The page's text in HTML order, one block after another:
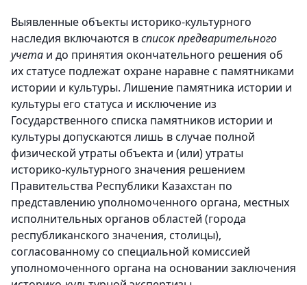
Выявленные объекты историко-культурного
наследия включаются всписок предварительного
учета и до принятия окончательного решения об
их статусе подлежат охране наравне с памятниками
истории и культуры. Лишение памятника истории и
культуры его статуса и исключение из
Государственного списка памятников истории и
культуры допускаются лишь в случае полной
физической утраты объекта и (или) утраты
историко-культурного значения решением
Правительства Республики Казахстан по
представлению уполномоченного органа, местных
исполнительных органов областей (города
республиканского значения, столицы),
согласованному со специальной комиссией
уполномоченного органа на основании заключения